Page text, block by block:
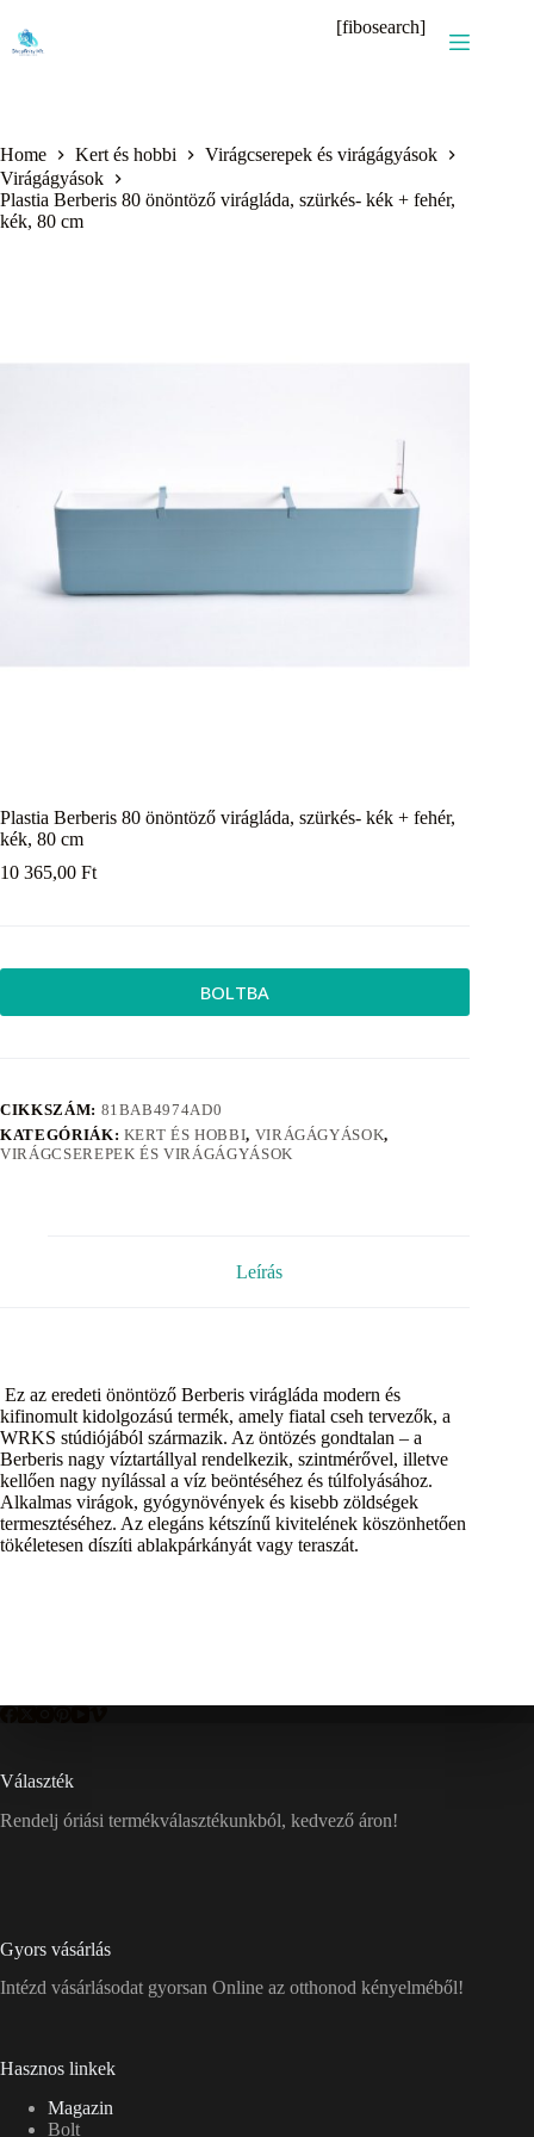
content
[fibosearch]
Home Kert és hobbi
Virágcserepek és virágágyások
Virágágyások
Plastia Berberis 80 önöntöző virágláda, szürkés- kék + fehér,
kék, 80 cm
Plastia Berberis 80 önöntöző virágláda, szürkés- kék + fehér,
kék, 80 cm
10 365,00 Ft
BOLTBA
CIKKSZÁM: 81BAB4974AD0
KATEGÓRIÁK: KERT ÉS HOBBI, VIRÁGÁGYÁSOK,
VIRÁGCSEREPEK ÉS VIRÁGÁGYÁSOK
Leírás
Ez az eredeti önöntöző Berberis virágláda modern és
kifinomult kidolgozású termék, amely fiatal cseh tervezők, a
WRKS stúdiójából származik. Az öntözés gondtalan – a
Berberis nagy víztartállyal rendelkezik, szintmérővel, illetve
kellően nagy nyílással a víz beöntéséhez és túlfolyásához.
Alkalmas virágok, gyógynövények és kisebb zöldségek
termesztéséhez. Az elegáns kétszínű kivitelének köszönhetően
tökéletesen díszíti ablakpárkányát vagy teraszát.
Választék
Rendelj óriási termékválasztékunkból, kedvező áron!
Gyors vásárlás
Intézd vásárlásodat gyorsan Online az otthonod kényelméből!
Hasznos linkek
Magazin
Bolt